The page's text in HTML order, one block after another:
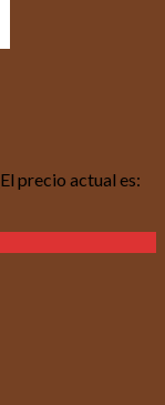
El precio actual es: